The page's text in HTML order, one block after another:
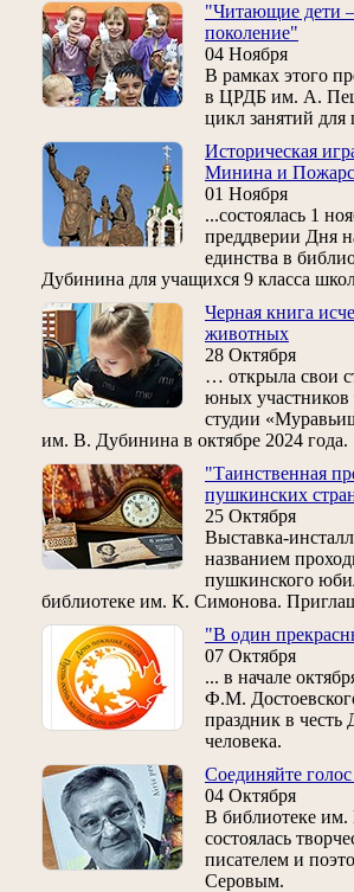
"Читающие дети
поколение"
04 Ноября
В рамках этого
в ЦРДБ им. А.
цикл занятий для
Историческая
Минина и
01 Ноября
...состоялась 1
преддверии Дня
единства в
Дубинина для учащихся 9 класса
Черная книга
животных
28 Октября
… открыла свои
юных участников
студии
им. В. Дубинина в октябре 2024 года.
"Таинственная
пушкинских
25 Октября
Выставка-
названием
пушкинского
библиотеке им. К. Симонова.
"В один
07 Октября
... в начале
Ф.М.
праздник в
человека.
Соединяйте
04 Октября
В библиотеке
состоялась
писателем и
Серовым.